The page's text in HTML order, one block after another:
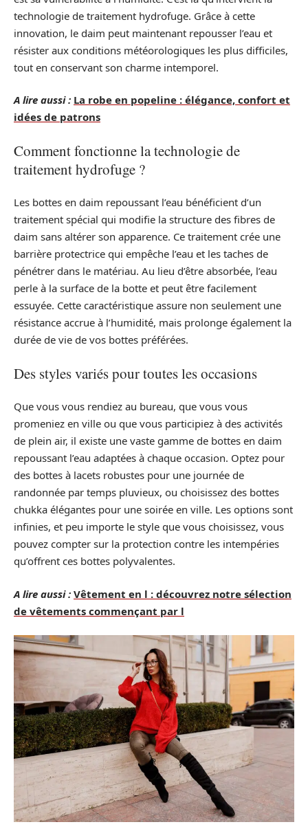
technologie de traitement hydrofuge. Grâce à cette
innovation, le daim peut maintenant repousser l’eau et
résister aux conditions météorologiques les plus difficiles,
tout en conservant son charme intemporel.
A lire aussi : La robe en popeline : élégance, confort et
idées de patrons
Comment fonctionne la technologie de
traitement hydrofuge ?
Les bottes en daim repoussant l’eau bénéficient d’un
traitement spécial qui modifie la structure des fibres de
daim sans altérer son apparence. Ce traitement crée une
barrière protectrice qui empêche l’eau et les taches de
pénétrer dans le matériau. Au lieu d’être absorbée, l’eau
perle à la surface de la botte et peut être facilement
essuyée. Cette caractéristique assure non seulement une
résistance accrue à l’humidité, mais prolonge également la
durée de vie de vos bottes préférées.
Des styles variés pour toutes les occasions
Que vous vous rendiez au bureau, que vous vous
promeniez en ville ou que vous participiez à des activités
de plein air, il existe une vaste gamme de bottes en daim
repoussant l’eau adaptées à chaque occasion. Optez pour
des bottes à lacets robustes pour une journée de
randonnée par temps pluvieux, ou choisissez des bottes
chukka élégantes pour une soirée en ville. Les options sont
infinies, et peu importe le style que vous choisissez, vous
pouvez compter sur la protection contre les intempéries
qu’offrent ces bottes polyvalentes.
A lire aussi : Vêtement en l : découvrez notre sélection
de vêtements commençant par l